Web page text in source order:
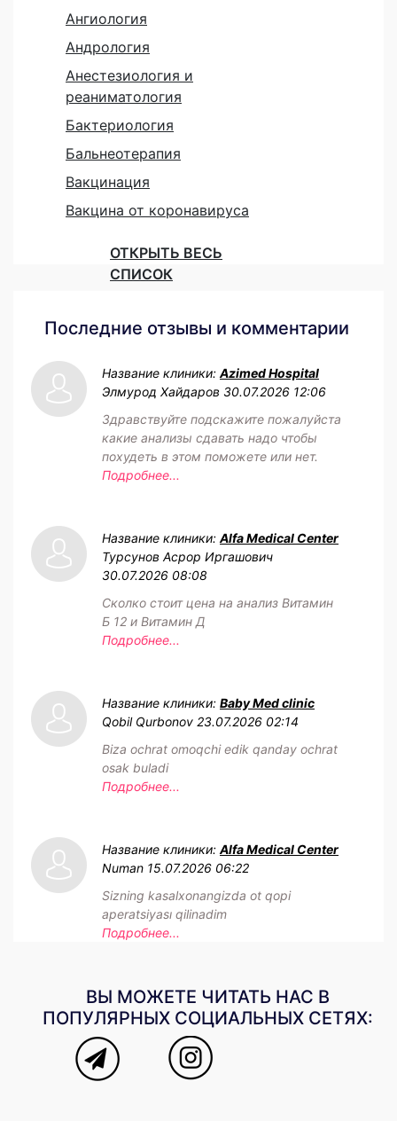
Ангиология
Андрология
Анестезиология и
реаниматология
Бактериология
Бальнеотерапия
Вакцинация
Вакцина от коронавируса
ОТКРЫТЬ ВЕСЬ
СПИСОК
Последние отзывы и комментарии
Название клиники: Azimed Hospital
Элмурод Хайдаров 30.07.2026 12:06
Здравствуйте подскажите пожалуйста
какие анализы сдавать надо чтобы
похудеть в этом поможете или нет.
Подробнее...
Название клиники: Alfa Medical Center
Турсунов Асрор Иргашович
30.07.2026 08:08
Сколко стоит цена на анализ Витамин
Б 12 и Витамин Д
Подробнее...
Название клиники: Baby Med clinic
Qobil Qurbonov 23.07.2026 02:14
Biza ochrat omoqchi edik qanday ochrat
osak buladi
Подробнее...
Название клиники: Alfa Medical Center
Numan 15.07.2026 06:22
Sizning kasalxonangizda ot qopi
aperatsiyası qilinadim
Подробнее...
ВЫ МОЖЕТЕ ЧИТАТЬ НАС В
ПОПУЛЯРНЫХ СОЦИАЛЬНЫХ СЕТЯХ: